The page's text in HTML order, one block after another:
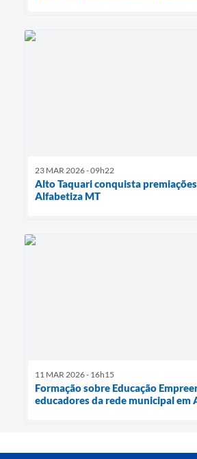
23 MAR 2026 - 09h22
Alto Taquari conquista
Alfabetiza MT
11 MAR 2026 - 16h15
Formação sobre Educação
educadores da rede municipal em